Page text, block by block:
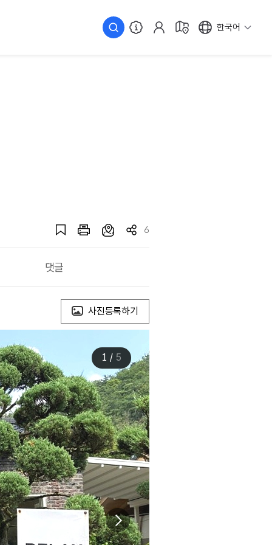
한국어
6
댓글
사진등록하기
1 / 5